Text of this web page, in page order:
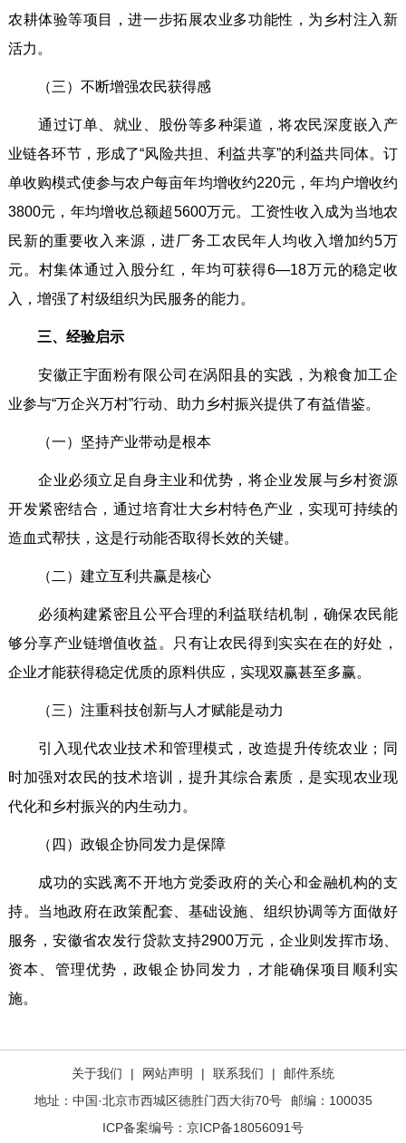
农耕体验等项目，进一步拓展农业多功能性，为乡村注入新
活力。
（三）不断增强农民获得感
通过订单、就业、股份等多种渠道，将农民深度嵌入产
业链各环节，形成了“风险共担、利益共享”的利益共同体。订
单收购模式使参与农户每亩年均增收约220元，年均户增收约
3800元，年均增收总额超5600万元。工资性收入成为当地农
民新的重要收入来源，进厂务工农民年人均收入增加约5万
元。村集体通过入股分红，年均可获得6—18万元的稳定收
入，增强了村级组织为民服务的能力。
三、经验启示
安徽正宇面粉有限公司在涡阳县的实践，为粮食加工企
业参与“万企兴万村”行动、助力乡村振兴提供了有益借鉴。
（一）坚持产业带动是根本
企业必须立足自身主业和优势，将企业发展与乡村资源
开发紧密结合，通过培育壮大乡村特色产业，实现可持续的
造血式帮扶，这是行动能否取得长效的关键。
（二）建立互利共赢是核心
必须构建紧密且公平合理的利益联结机制，确保农民能
够分享产业链增值收益。只有让农民得到实实在在的好处，
企业才能获得稳定优质的原料供应，实现双赢甚至多赢。
（三）注重科技创新与人才赋能是动力
引入现代农业技术和管理模式，改造提升传统农业；同
时加强对农民的技术培训，提升其综合素质，是实现农业现
代化和乡村振兴的内生动力。
（四）政银企协同发力是保障
成功的实践离不开地方党委政府的关心和金融机构的支
持。当地政府在政策配套、基础设施、组织协调等方面做好
服务，安徽省农发行贷款支持2900万元，企业则发挥市场、
资本、管理优势，政银企协同发力，才能确保项目顺利实
施。
关于我们 | 网站声明 | 联系我们 |
邮件系统
地址：中国·北京市西城区德胜门西大街70号
邮编：100035
ICP备案编号： 京ICP备18056091号